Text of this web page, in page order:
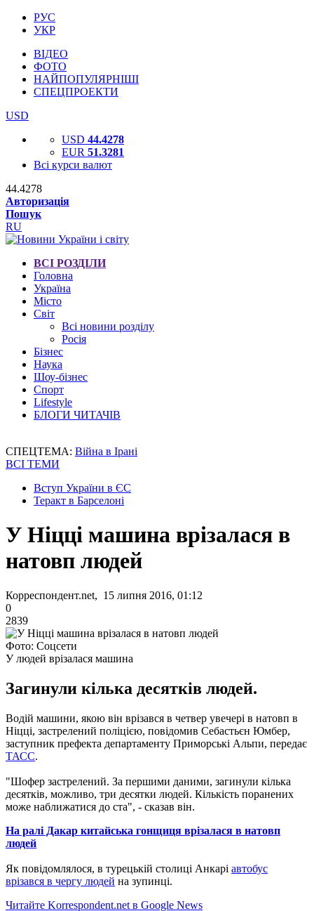
РУС
УКР
ВІДЕО
ФОТО
НАЙПОПУЛЯРНІШІ
СПЕЦПРОЕКТИ
USD
USD 44.4278
EUR 51.3281
Всі курси валют
44.4278
Авторизація
Пошук
RU
ВСІ РОЗДІЛИ
Головна
Україна
Місто
Світ
Всі новини розділу
Росія
Бізнес
Наука
Шоу-бізнес
Спорт
Lifestyle
БЛОГИ ЧИТАЧІВ
СПЕЦТЕМА: Війна в Ірані
ВСІ ТЕМИ
Вступ України в ЄС
Теракт в Барселоні
У Ніцці машина врізалася в
натовп людей
Корреспондент.net, 15 липня 2016, 01:12
0
2839
Фото: Соцсети
У людей врізалася машина
Загинули кілька десятків людей.
Водій машини, якою він врізався в четвер увечері в натовп в
Ніцці, застрелений поліцією, повідомив Себастьєн Юмбер,
заступник префекта департаменту Приморські Альпи, передає
ТАСС.
"Шофер застрелений. За першими даними, загинули кілька
десятків, можливо, три десятки людей. Кількість поранених
може наближатися до ста", - сказав він.
На ралі Дакар китайська гонщиця врізалася в натовп
людей
Як повідомлялося, в турецькій столиці Анкарі автобус
врізався в чергу людей на зупинці.
Читайте Korrespondent.net в Google News